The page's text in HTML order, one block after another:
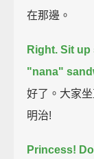
在那邊。
Right. Sit
"nana"
好了。大家
明治!
Princess!